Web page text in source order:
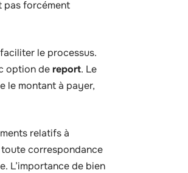
pas forcément
le processus.
option dereport. Le
le montant à payer,
relatifs à
toute correspondance
L’importance de bien